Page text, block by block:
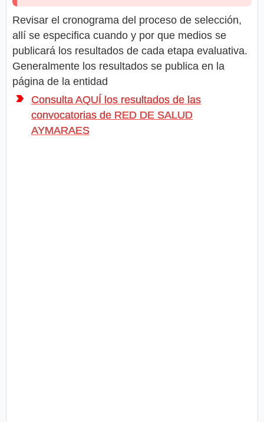
Revisar el cronograma del proceso de selección,
allí se especifica cuando y por que medios se
publicará los resultados de cada etapa evaluativa.
Generalmente los resultados se publica en la
página de la entidad
Consulta AQUÍ los resultados de las
convocatorias de RED DE SALUD
AYMARAES